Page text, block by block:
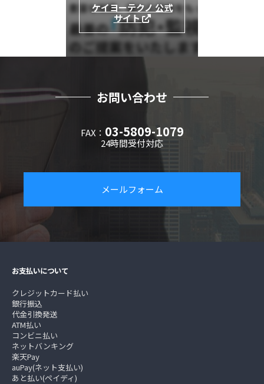
ケイヨーテクノ 公式
サイト
お問い合わせ
FAX： 03-5809-1079
24時間受付対応
メールフォーム
お支払いについて
クレジットカード払い
銀行振込
代金引換発送
ATM払い
コンビニ払い
ネットバンキング
楽天Pay
auPay(ネット支払い)
あと払い(ペイディ)